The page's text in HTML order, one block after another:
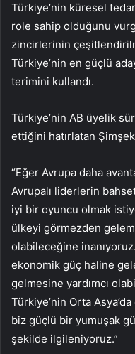
Türkiye’nin küresel
role sahip olduğunu
zincirlerinin
Türkiye’nin en güçlü
terimini kullandı.
Türkiye’nin AB üyelik
ettiğini hatırlatan
“Eğer Avrupa daha
Avrupalı ​​liderlerin
iyi bir oyuncu olmak
ülkeyi görmezden
olabileceğine
ekonomik güç haline
gelmesine yardımcı
Türkiye’nin Orta
biz güçlü bir yumuşak
şekilde ilgileniyoruz.”